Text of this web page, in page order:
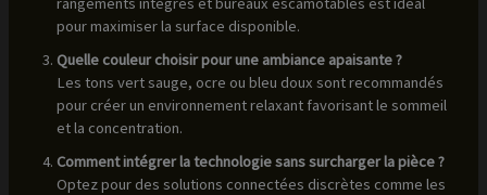
pour maximiser la surface disponible.
Quelle couleur choisir pour une ambiance apaisante ?
Les tons vert sauge, ocre ou bleu doux sont recommandés
pour créer un environnement relaxant favorisant le sommeil
et la concentration.
Comment intégrer la technologie sans surcharger la pièce ?
Optez pour des solutions connectées discrètes comme les